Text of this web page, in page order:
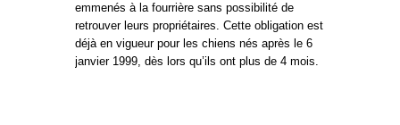
emmenés à la fourrière sans possibilité de
retrouver leurs propriétaires. Cette obligation est
déjà en vigueur pour les chiens nés après le 6
janvier 1999, dès lors qu’ils ont plus de 4 mois.